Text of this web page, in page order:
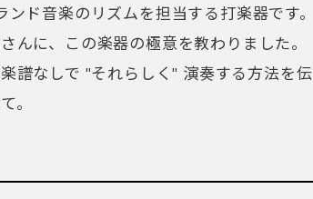
ド音楽のリズムを担当する打楽器です。
んに、この楽器の極意を教わりました。
譜なしで "それらしく" 演奏する方法を伝
。